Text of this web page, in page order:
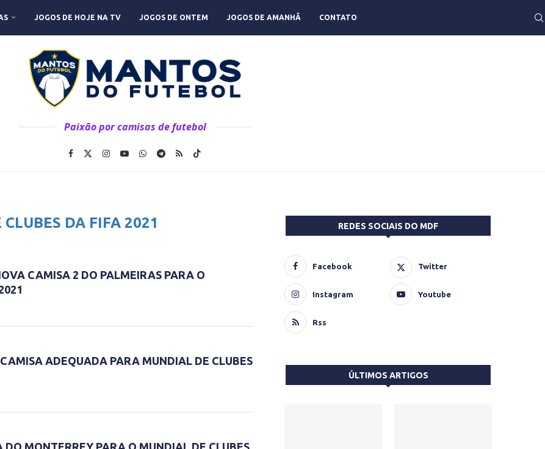
JOGOS DE HOJE NA TV JOGOS DE ONTEM JOGOS DE AMANHÃ CONTATO
Paixão por camisas de futebol
DA FIFA 2021
CAMISA 2 DO PALMEIRAS PARA O
ADEQUADA PARA MUNDIAL DE CLUBES
MONTERREY PARA O MUNDIAL DE CLUBES
REDES SOCIAIS DO MDF
Facebook Twitter
Instagram Youtube
Rss
ÚLTIMOS ARTIGOS